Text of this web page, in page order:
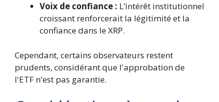
Voix de confiance : L’intérêt institutionnel
croissant renforcerait la légitimité et la
confiance dans le XRP.
Cependant, certains observateurs restent
prudents, considérant que l'approbation de
l'ETF n'est pas garantie.